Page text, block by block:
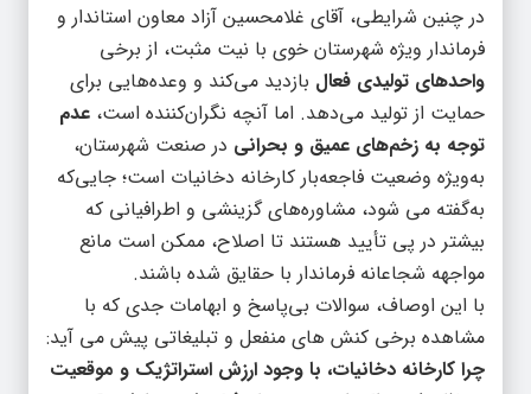
در چنین شرایطی، آقای غلامحسین آزاد معاون استاندار و
فرماندار ویژه شهرستان خوی با نیت مثبت، از برخی
واحدهای تولیدی فعال بازدید می‌کند و وعده‌هایی برای
حمایت از تولید می‌دهد. اما آنچه نگران‌کننده است، عدم
توجه به زخم‌های عمیق و بحرانی در صنعت شهرستان،
به‌ویژه وضعیت فاجعه‌بار کارخانه دخانیات است؛ جایی‌که
به‌گفته می شود، مشاوره‌های گزینشی و اطرافیانی که
بیشتر در پی تأیید هستند تا اصلاح، ممکن است مانع
مواجهه شجاعانه فرماندار با حقایق شده باشند.
با این اوصاف، سوالات بی‌پاسخ و ابهامات جدی که با
مشاهده برخی کنش های منفعل و تبلیغاتی پیش می آید:
چرا کارخانه دخانیات، با وجود ارزش استراتژیک و موقعیت